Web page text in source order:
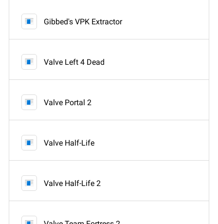
Gibbed's VPK Extractor
Valve Left 4 Dead
Valve Portal 2
Valve Half-Life
Valve Half-Life 2